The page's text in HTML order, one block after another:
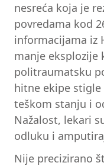
nesreća koja je
povredama kod
informacijama iz
manje eksplozije
politraumatsku
hitne ekipe
teškom stanju i
Nažalost, lekari
odluku i
Nije precizirano